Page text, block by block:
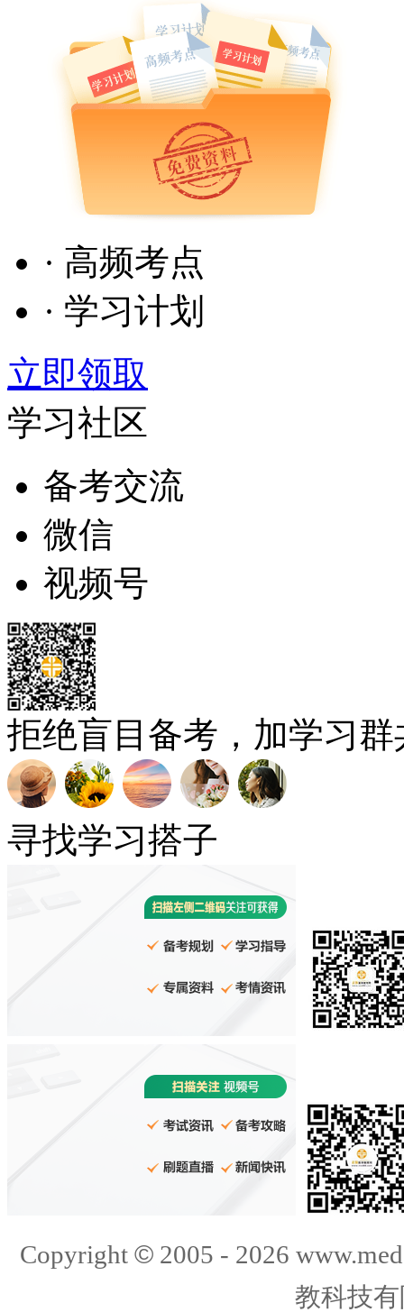
· 高频考点
· 学习计划
立即领取
学习社区
备考交流
微信
视频号
拒绝盲目备考，加学习
寻找学习搭子
Copyright ©2005 - 2026
教科技